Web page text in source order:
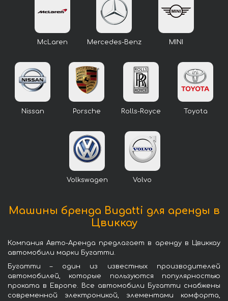
McLaren Mercedes-Benz MINI
Nissan Porsche Rolls-Royce Toyota
Volkswagen Volvo
Машины бренда Bugatti для аренды в
Цвиккау
Компания Авто-Аренда предлагает в аренду в Цвиккау
автомобили марки Бугатти.
Бугатти – один из известных производителей
автомобилей, которые пользуются популярностью
проката в Европе. Все автомобили Бугатти снабжены
современной электроникой, элементами комфорта,